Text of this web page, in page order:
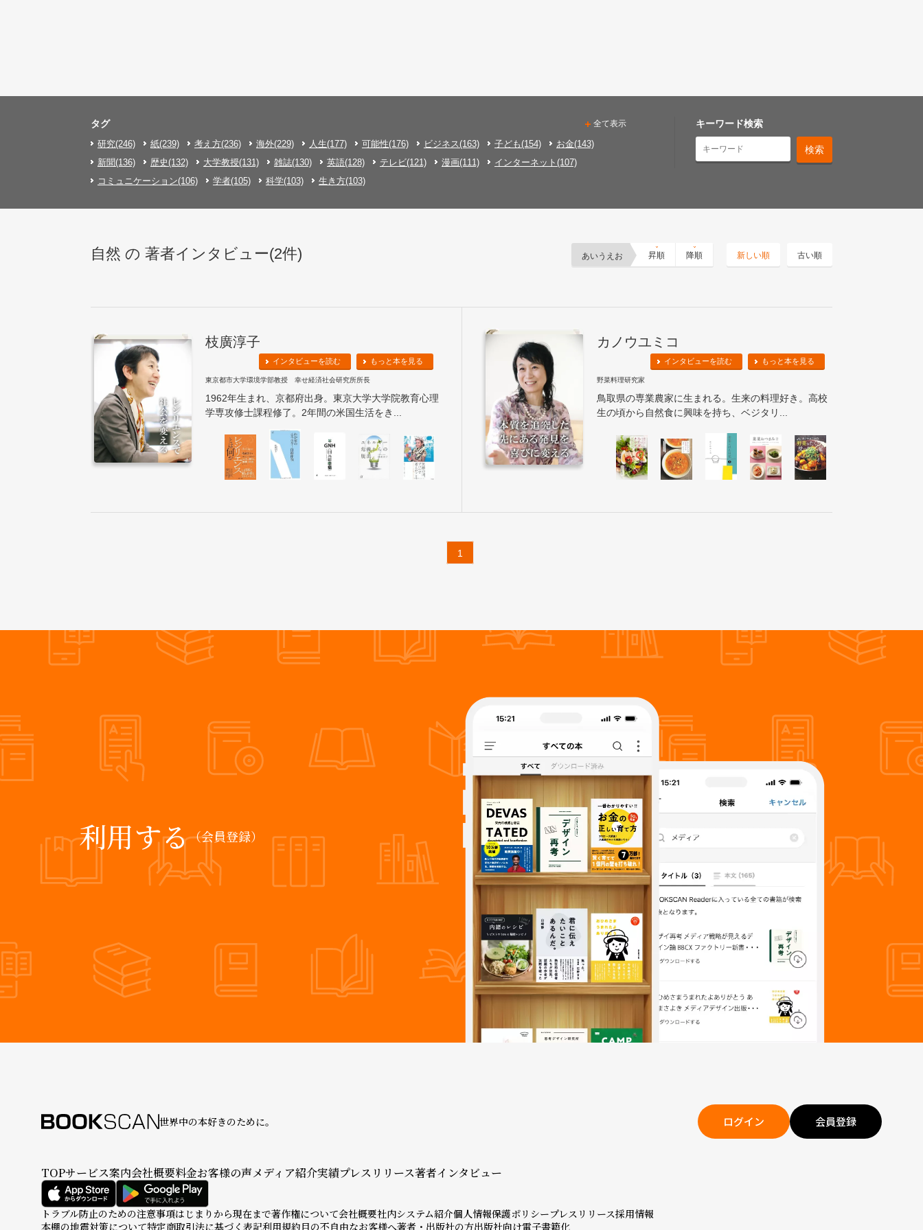
タグ 全て表示
研究(246) 紙(239) 考え方(236) 海外(229) 人生(177) 可能性(176) ビジネス(163) 子ども(154)
お金(143)
新聞(136)
歴史(132) 大学教授(131) 雑誌(130) 英語(128) テレビ(121) 漫画(111)
インターネット(107)
コミュニケーション(106)
学者(105) 科学(103) 生き方(103)
キーワード検索
自然 の 著者インタビュー(2件) あいうえお 昇順 降順 新しい順 古い順
枝廣淳子
もっと本を見る
インタビューを読む
東京都市大学環境学部教授 幸せ経済社会研究所所長
1962年生まれ、京都府出身。東京大学大学院教育心理
学専攻修士課程修了。2年間の米国生活をき...
カノウユミコ
もっと本を見る
インタビューを読む
野菜料理研究家
鳥取県の専業農家に生まれる。生来の料理好き。高校
生の頃から自然食に興味を持ち、ベジタリ...
1
利用する（会員登録）
世界中の本好きのために。 ログイン 会員登録
TOPサービス案内会社概要料金お客様の声メディア紹介実績プレスリリース著者インタビュー
トラブル防止のための注意事項はじまりから現在まで著作権について会社概要社内システム紹介個人情報保護ポリシープレスリリース採用情報
本棚の地震対策について特定商取引法に基づく表記利用規約目の不自由なお客様へ著者・出版社の方出版社向け電子書籍化